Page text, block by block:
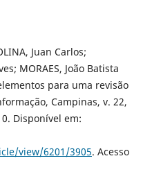
Juan Carlos;
MORAES, João Batista
para uma revisão
Campinas, v. 22,
Disponível em:
view/6201/3905. Acesso